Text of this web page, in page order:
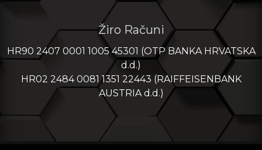
Žiro Računi
HR90 2407 0001 1005 45301 (OTP BANKA HRVATSKA
d.d.)
HR02 2484 0081 1351 22443 (RAIFFEISENBANK
AUSTRIA d.d.)